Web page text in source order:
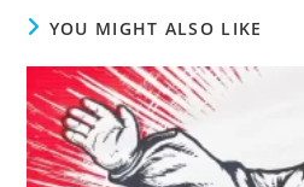
YOU MIGHT ALSO LIKE